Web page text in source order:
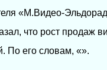
«М.Видео-
что рост продаж
По его словам, «».